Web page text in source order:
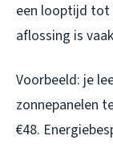
een looptijd tot
aflossing is
Voorbeeld: je
zonnepanelen
€48.